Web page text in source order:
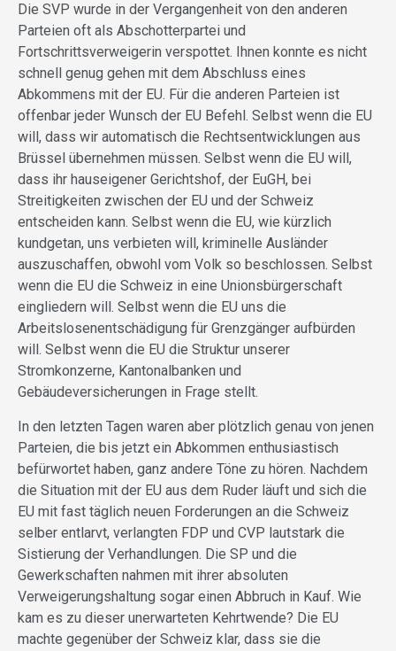
Die SVP wurde in der Vergangenheit von den anderen
Parteien oft als Abschotterpartei und
Fortschrittsverweigerin verspottet. Ihnen konnte es nicht
schnell genug gehen mit dem Abschluss eines
Abkommens mit der EU. Für die anderen Parteien ist
offenbar jeder Wunsch der EU Befehl. Selbst wenn die EU
will, dass wir automatisch die Rechtsentwicklungen aus
Brüssel übernehmen müssen. Selbst wenn die EU will,
dass ihr hauseigener Gerichtshof, der EuGH, bei
Streitigkeiten zwischen der EU und der Schweiz
entscheiden kann. Selbst wenn die EU, wie kürzlich
kundgetan, uns verbieten will, kriminelle Ausländer
auszuschaffen, obwohl vom Volk so beschlossen. Selbst
wenn die EU die Schweiz in eine Unionsbürgerschaft
eingliedern will. Selbst wenn die EU uns die
Arbeitslosenentschädigung für Grenzgänger aufbürden
will. Selbst wenn die EU die Struktur unserer
Stromkonzerne, Kantonalbanken und
Gebäudeversicherungen in Frage stellt.
In den letzten Tagen waren aber plötzlich genau von jenen
Parteien, die bis jetzt ein Abkommen enthusiastisch
befürwortet haben, ganz andere Töne zu hören. Nachdem
die Situation mit der EU aus dem Ruder läuft und sich die
EU mit fast täglich neuen Forderungen an die Schweiz
selber entlarvt, verlangten FDP und CVP lautstark die
Sistierung der Verhandlungen. Die SP und die
Gewerkschaften nahmen mit ihrer absoluten
Verweigerungshaltung sogar einen Abbruch in Kauf. Wie
kam es zu dieser unerwarteten Kehrtwende? Die EU
machte gegenüber der Schweiz klar, dass sie die